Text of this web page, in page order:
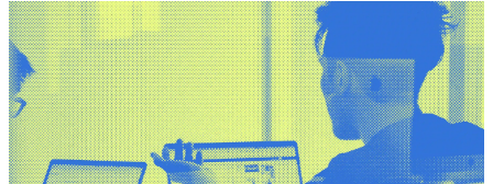
Contenidos de SEO en nuestro Blog